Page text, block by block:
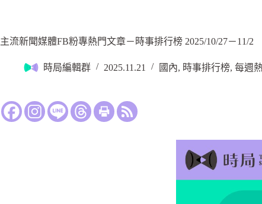
主流新聞媒體FB粉專熱門文章－時事排行榜 2025/10/27－11/2
時局編輯群 2025.11.21 國內, 時事排行榜, 每週